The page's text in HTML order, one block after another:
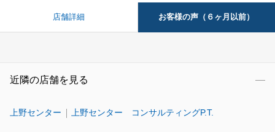
店舗詳細 お客様の声（６ヶ月以前）
近隣の店舗を見る
上野センター 上野センター コンサルティングP.T.